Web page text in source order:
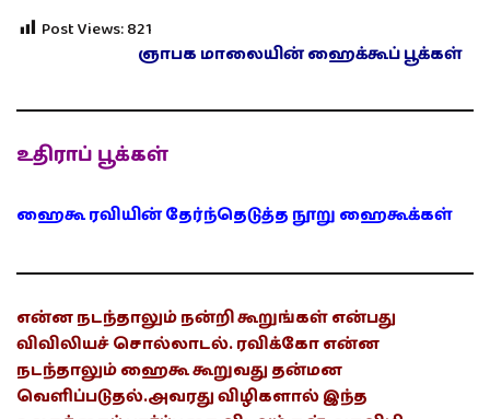
Post Views:821
ஞாபக மாலையின் ஹைக்கூப் பூக்கள்
உதிராப் பூக்கள்
ஹைகூ ரவியின் தேர்ந்தெடுத்த நூறு ஹைகூக்கள்
என்ன நடந்தாலும் நன்றி கூறுங்கள் என்பது
விவிலியச் சொல்லாடல். ரவிக்கோ என்ன
நடந்தாலும் ஹைகூ கூறுவது தன்மன
வெளிப்படுதல்.அவரது விழிகளால் இந்த